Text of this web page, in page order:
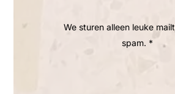
We sturen alleen leuke
spam. *